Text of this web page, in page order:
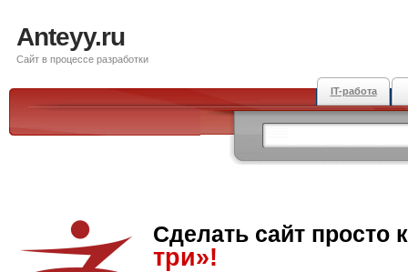
Anteyy.ru
Сайт в процессе разработки
IT-работа
Сделать сайт просто
три»!